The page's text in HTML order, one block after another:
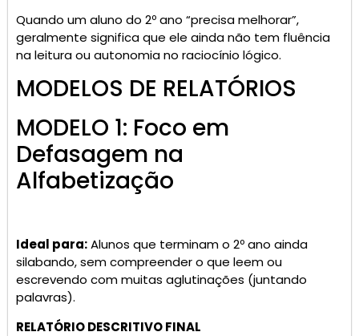
Quando um aluno do 2º ano “precisa melhorar”,
geralmente significa que ele ainda não tem fluência
na leitura ou autonomia no raciocínio lógico.
MODELOS DE RELATÓRIOS
MODELO 1: Foco em
Defasagem na
Alfabetização
Ideal para:Alunos que terminam o 2º ano ainda
silabando, sem compreender o que leem ou
escrevendo com muitas aglutinações (juntando
palavras).
RELATÓRIO DESCRITIVO FINAL